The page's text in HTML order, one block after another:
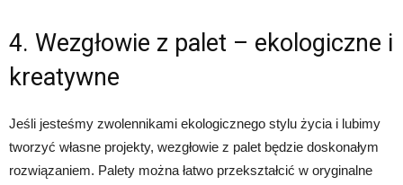
4. Wezgłowie z palet – ekologiczne i
kreatywne
Jeśli jesteśmy zwolennikami ekologicznego stylu życia i lubimy
tworzyć własne projekty, wezgłowie z palet będzie doskonałym
rozwiązaniem. Palety można łatwo przekształcić w oryginalne